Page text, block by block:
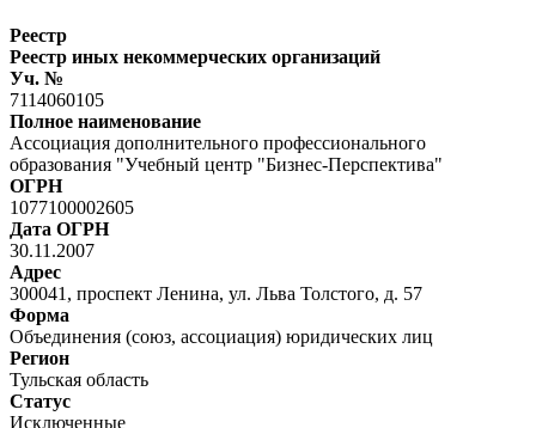
Реестр
Реестр иных некоммерческих организаций
Уч. №
7114060105
Полное наименование
Ассоциация дополнительного профессионального
образования "Учебный центр "Бизнес-Перспектива"
ОГРН
1077100002605
Дата ОГРН
30.11.2007
Адрес
300041, проспект Ленина, ул. Льва Толстого, д. 57
Форма
Объединения (союз, ассоциация) юридических лиц
Регион
Тульская область
Статус
Исключенные